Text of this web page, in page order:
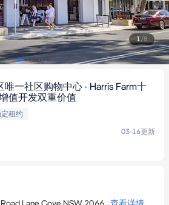
1/8
唯一社区购物中心 - Harris Farm十
值开发双重价值
租约
03-16更新